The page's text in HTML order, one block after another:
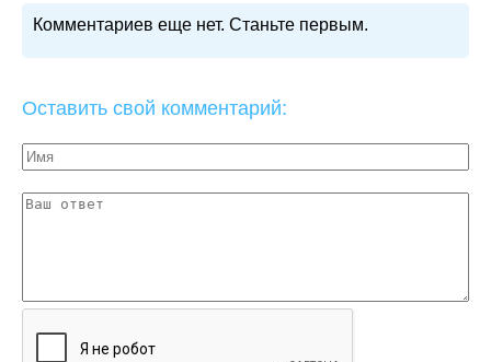
Комментариев еще нет. Станьте первым.
Оставить свой комментарий: